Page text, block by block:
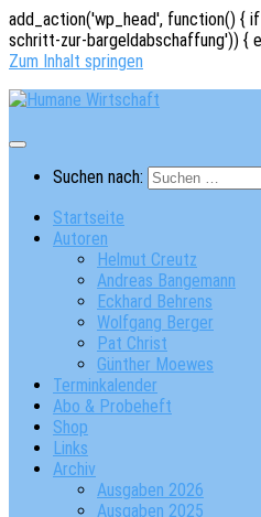
add_action('wp_head', function() {
schritt-zur-bargeldabschaffung')) {
Zum Inhalt springen
Suchen nach:
Startseite
Autoren
Helmut Creutz
Andreas Bangemann
Eckhard Behrens
Wolfgang Berger
Pat Christ
Günther Moewes
Terminkalender
Abo & Probeheft
Shop
Links
Archiv
Ausgaben 2026
Ausgaben 2025